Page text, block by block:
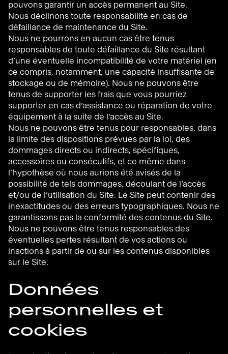
pouvons garantir un accès permanent au Site.
Nous déclinons toute responsabilité en cas de
défaillance de maintenance du Site.
Nous ne pourrons en aucun cas être tenus
responsables de toute défaillance du Site résultant
d’une éventuelle incompatibilité de votre matériel (en
ce compris, notamment, une capacité insuffisante de
stockage ou de mémoire). Nous ne pouvons être
tenus de supporter les frais que vous pourriez
supporter en cas d’assistance ou réparation de votre
équipement à la suite de l’accès au Site.
Nous ne pouvons être tenus pour responsables, dans
la limite des dispositions prévues par la loi, des
dommages directs ou indirects, spécifiques,
accessoires ou consécutifs, et ce même dans
l’hypothèse où nous aurions été avisés de la
possibilité de tels dommages, découlant de l’accès
et/ou de l’utilisation du Site. Le Site peut contenir des
inexactitudes ou des erreurs typographiques. Nous ne
garantissons pas la conformité des contenus du Site.
Nous ne pouvons être tenus responsables des
éventuelles pertes résultant de vos actions ou
inactions à partir de ou sur les contenus disponibles
sur le Site.
Données
personnelles et
cookies